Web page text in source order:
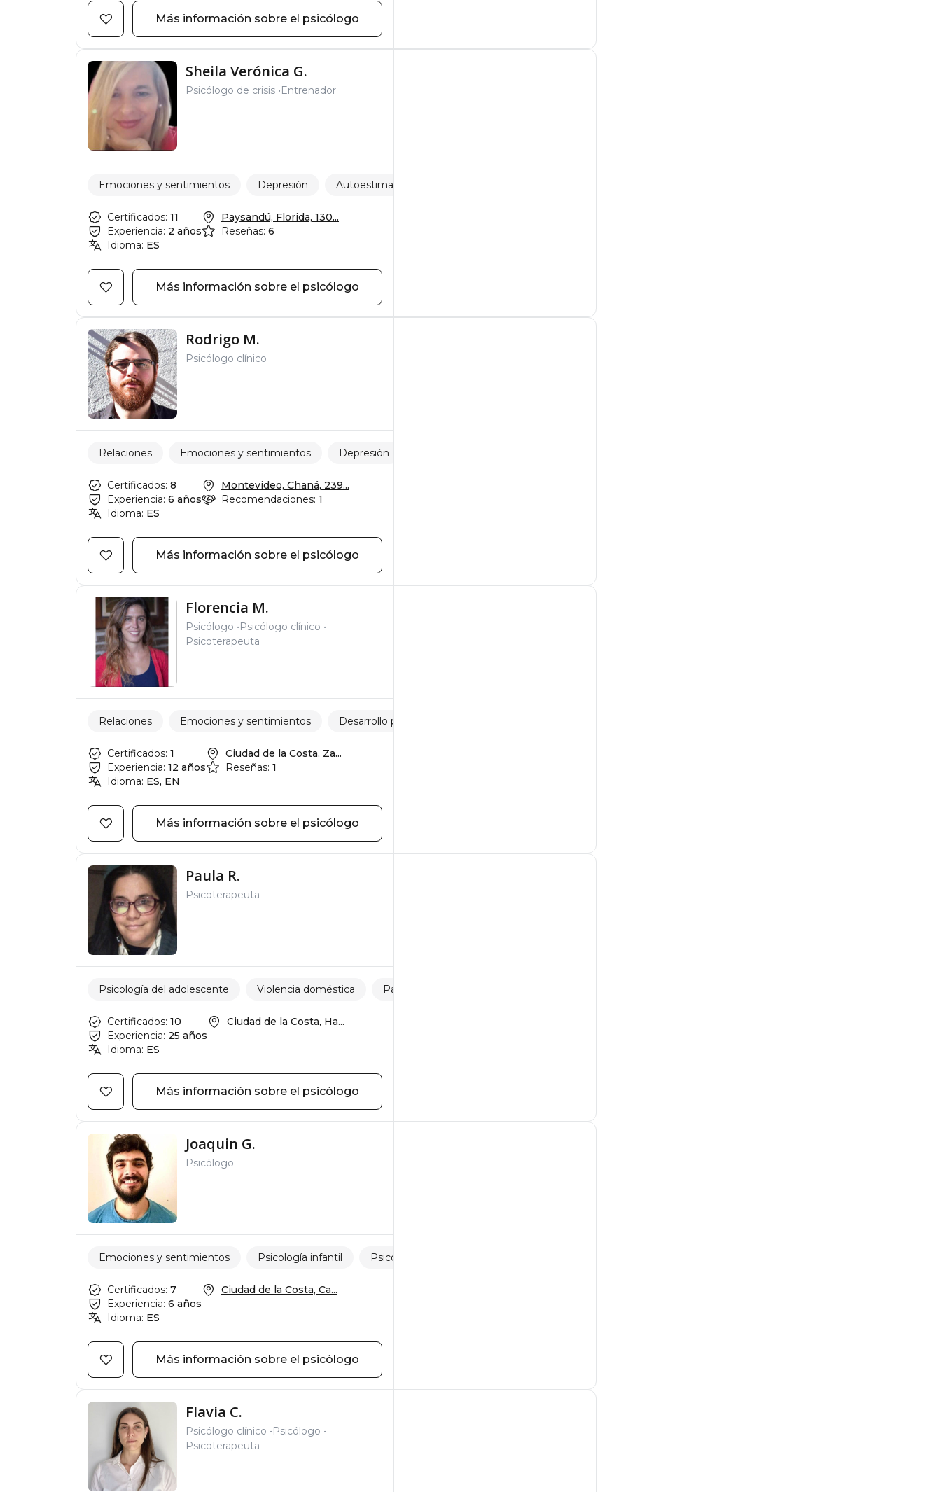
Más información sobre el psicólogo
Sheila Verónica G.
Psicólogo de crisis Entrenador
Emociones y sentimientos Depresión Autoestima
Certificados: 11
Experiencia: 2 años
Idioma: ES
Paysandú, Florida, 130...
Reseñas: 6
Más información sobre el psicólogo
Rodrigo M.
Psicólogo clínico
Relaciones Emociones y sentimientos Depresión
Certificados: 8
Experiencia: 6 años
Idioma: ES
Montevideo, Chaná, 239...
Recomendaciones: 1
Más información sobre el psicólogo
Florencia M.
Psicólogo
Psicólogo clínico
Psicoterapeuta
Relaciones Emociones y sentimientos Desarrollo personal
Certificados: 1
Experiencia: 12 años
Idioma: ES, EN
Ciudad de la Costa, Za...
Reseñas: 1
Más información sobre el psicólogo
Paula R.
Psicoterapeuta
Psicología del adolescente Violencia doméstica Paternidad
Certificados: 10
Experiencia: 25 años
Idioma: ES
Ciudad de la Costa, Ha...
Más información sobre el psicólogo
Joaquin G.
Psicólogo
Emociones y sentimientos Psicología infantil Psicología del adolescente
Certificados: 7
Experiencia: 6 años
Idioma: ES
Ciudad de la Costa, Ca...
Más información sobre el psicólogo
Flavia C.
Psicólogo clínico
Psicólogo
Psicoterapeuta